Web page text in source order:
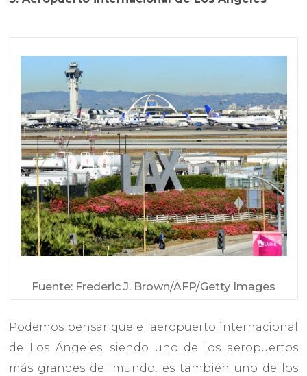
Fuente: Frederic J. Brown/AFP/Getty Images
Podemos pensar que el aeropuerto internacional
de Los Ángeles, siendo uno de los aeropuertos
más grandes del mundo, es también uno de los